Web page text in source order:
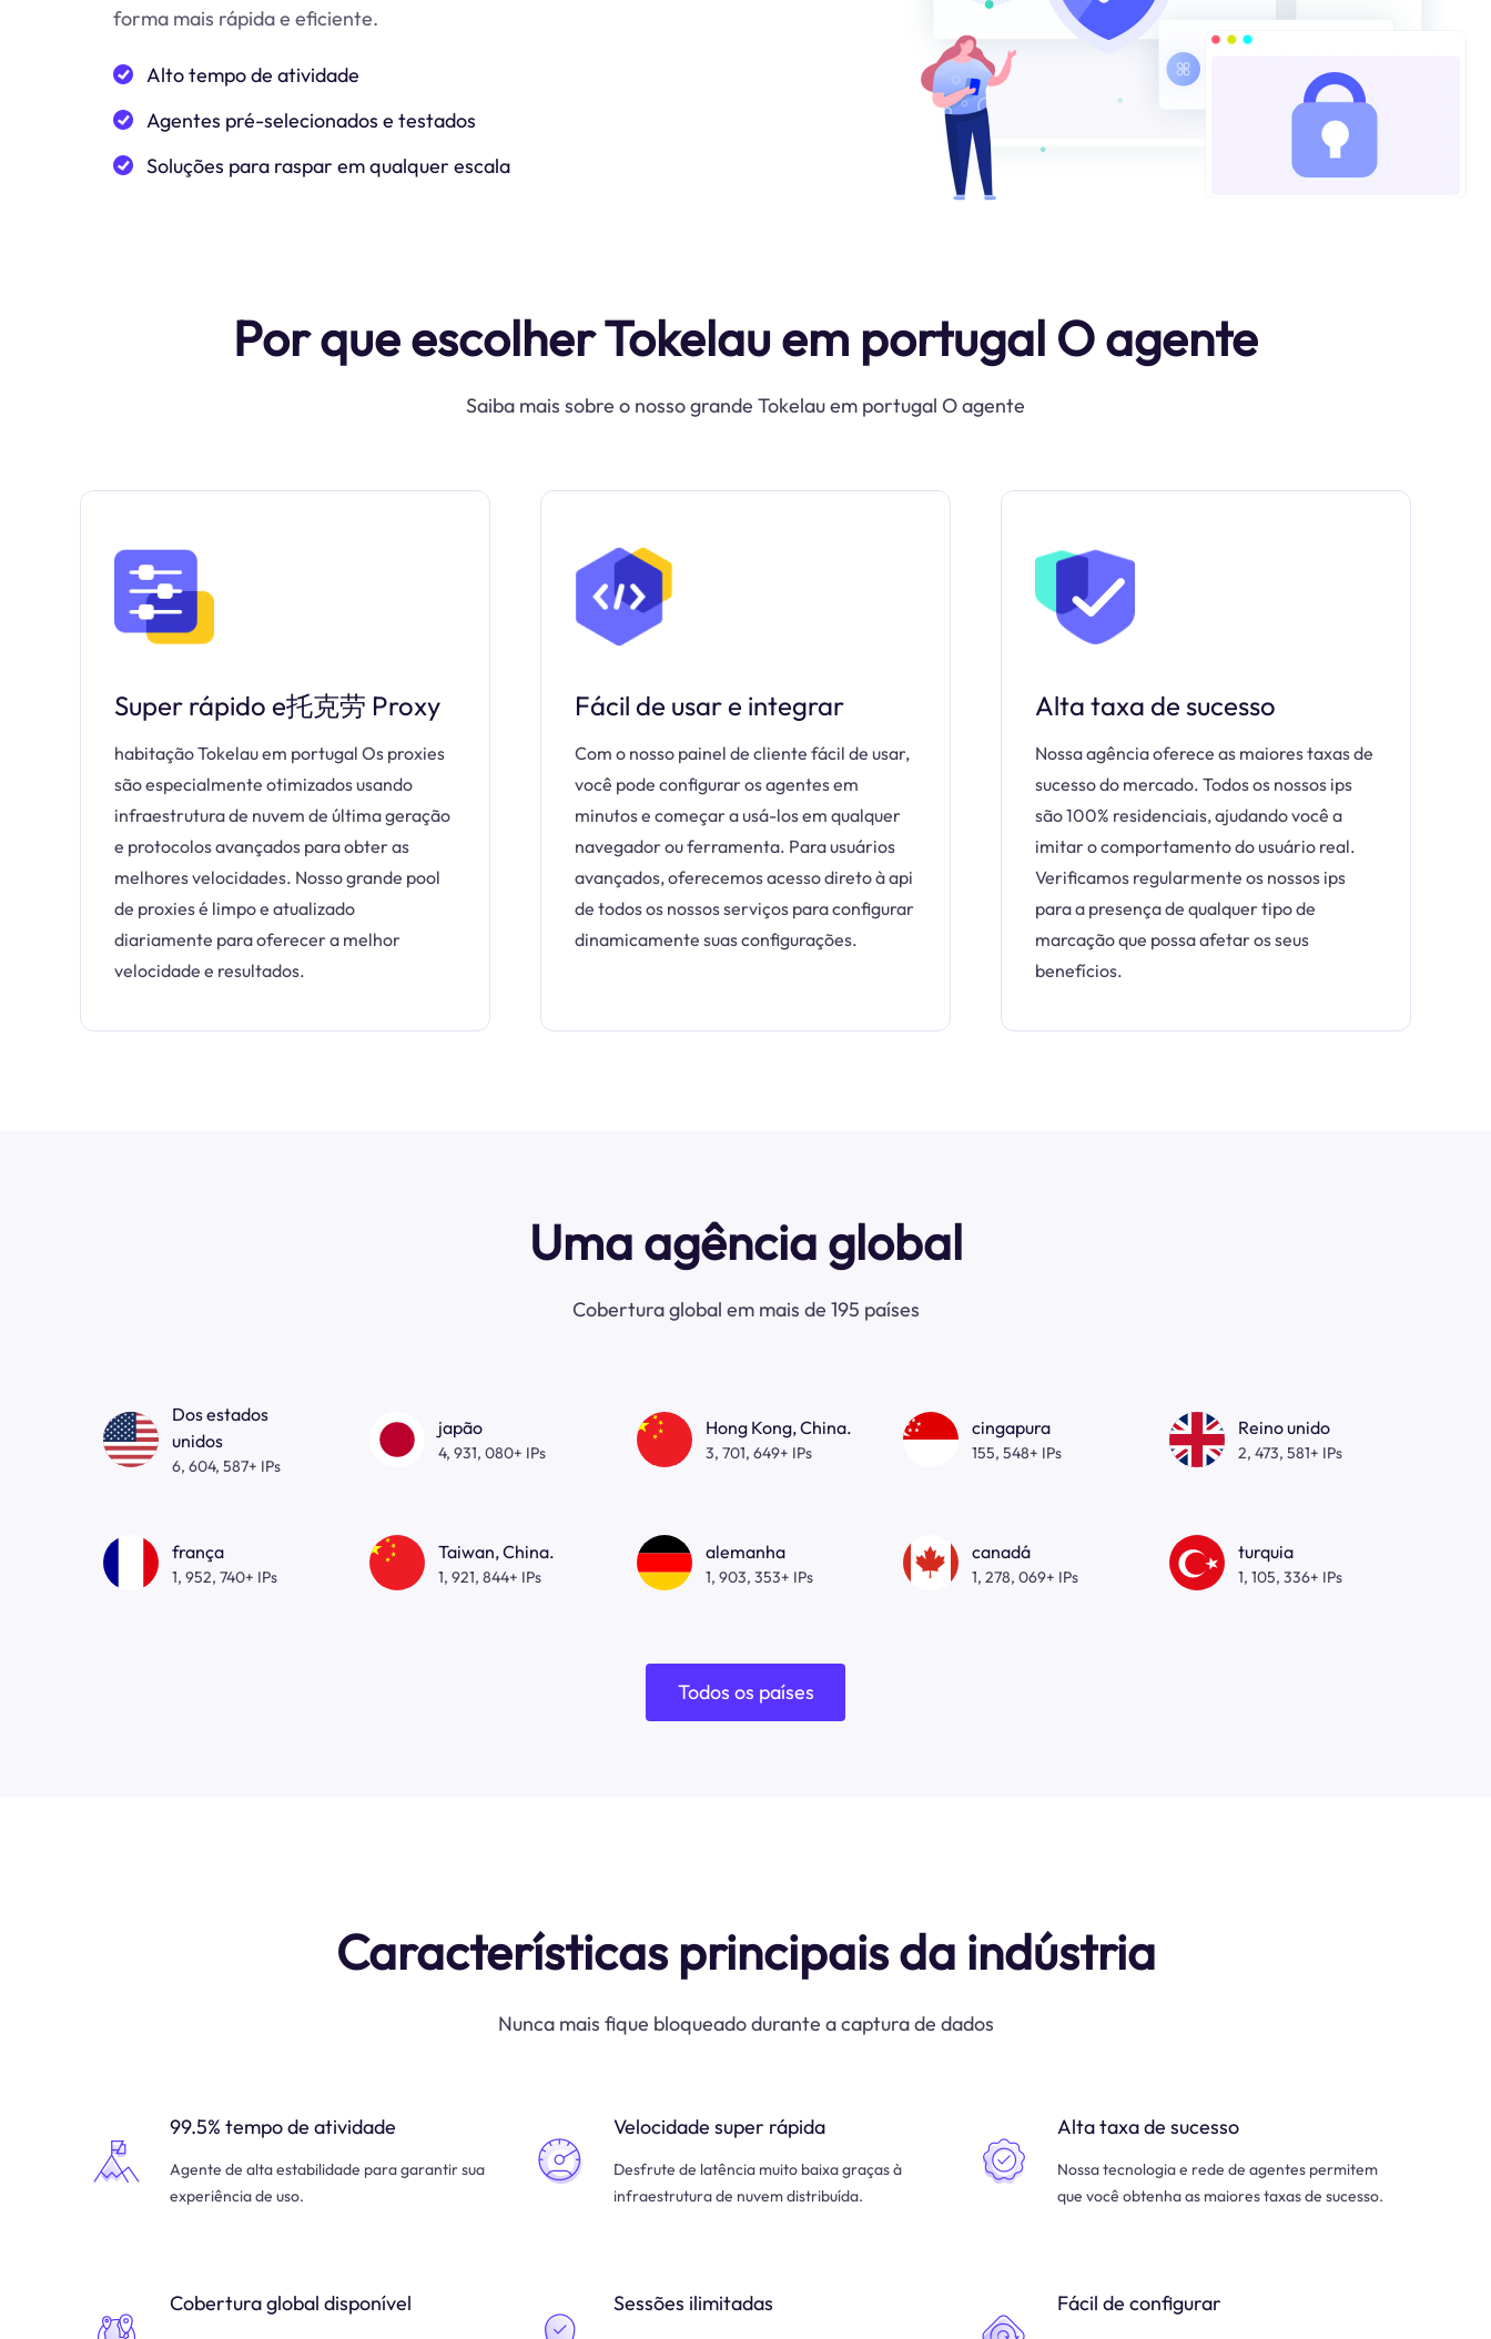
forma mais rápida e eficiente.
Alto tempo de atividade
Agentes pré-selecionados e testados
Soluções para raspar em qualquer escala
Por que escolher Tokelau em portugal O agente
Saiba mais sobre o nosso grande Tokelau em portugal O agente
Super rápido e托克劳 Proxy
habitação Tokelau em portugal Os proxies
são especialmente otimizados usando
infraestrutura de nuvem de última geração
e protocolos avançados para obter as
melhores velocidades. Nosso grande pool
de proxies é limpo e atualizado
diariamente para oferecer a melhor
velocidade e resultados.
Fácil de usar e integrar
Com o nosso painel de cliente fácil de usar,
você pode configurar os agentes em
minutos e começar a usá-los em qualquer
navegador ou ferramenta. Para usuários
avançados, oferecemos acesso direto à api
de todos os nossos serviços para configurar
dinamicamente suas configurações.
Alta taxa de sucesso
Nossa agência oferece as maiores taxas de
sucesso do mercado. Todos os nossos ips
são 100% residenciais, ajudando você a
imitar o comportamento do usuário real.
Verificamos regularmente os nossos ips
para a presença de qualquer tipo de
marcação que possa afetar os seus
benefícios.
Uma agência global
Cobertura global em mais de 195 países
Dos estados
unidos
6, 604, 587+ IPs
japão
4, 931, 080+ IPs
Hong Kong, China.
3, 701, 649+ IPs
cingapura
155, 548+ IPs
Reino unido
2, 473, 581+ IPs
frança
1, 952, 740+ IPs
Taiwan, China.
1, 921, 844+ IPs
alemanha
1, 903, 353+ IPs
canadá
1, 278, 069+ IPs
turquia
1, 105, 336+ IPs
Todos os países
Características principais da indústria
Nunca mais fique bloqueado durante a captura de dados
99.5% tempo de atividade
Agente de alta estabilidade para garantir sua
experiência de uso.
Velocidade super rápida
Desfrute de latência muito baixa graças à
infraestrutura de nuvem distribuída.
Alta taxa de sucesso
Nossa tecnologia e rede de agentes permitem
que você obtenha as maiores taxas de sucesso.
Cobertura global disponível Sessões ilimitadas Fácil de configurar